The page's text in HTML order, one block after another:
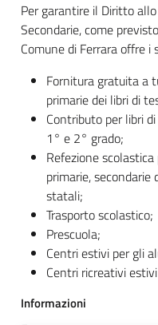
Per garantire il Diritto
Secondarie, come
Comune di Ferrara offre i
Fornitura gratuita a
primarie dei libri di
Contributo per libri
1° e 2° grado;
Refezione
primarie, secondarie
statali;
Trasporto scolastico;
Prescuola;
Centri estivi per gli
Centri ricreativi
Informazioni